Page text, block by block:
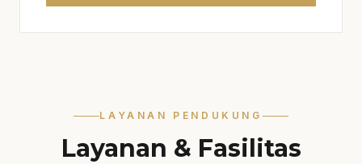
LAYANAN PENDUKUNG
Layanan & Fasilitas